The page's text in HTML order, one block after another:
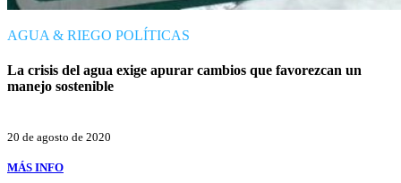
AGUA & RIEGO POLÍTICAS
La crisis del agua exige apurar cambios que favorezcan un
manejo sostenible
20 de agosto de 2020
MÁS INFO